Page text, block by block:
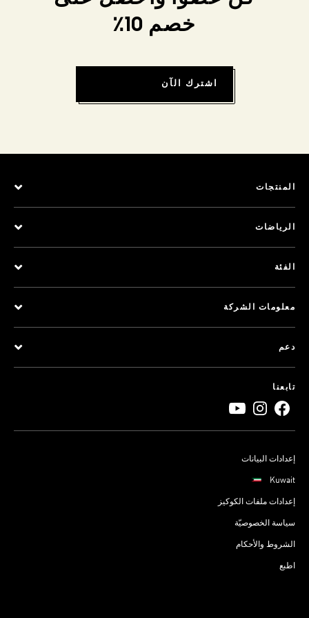
خصم 10٪
اشترك الآن
المنتجات
الرياضات
الفئة
معلومات الشركة
دعم
تابعنا
إعدادات البيانات
Kuwait
إعدادات ملفات الكوكيز
سياسة الخصوصيّة
الشروط والأحكام
اطبع